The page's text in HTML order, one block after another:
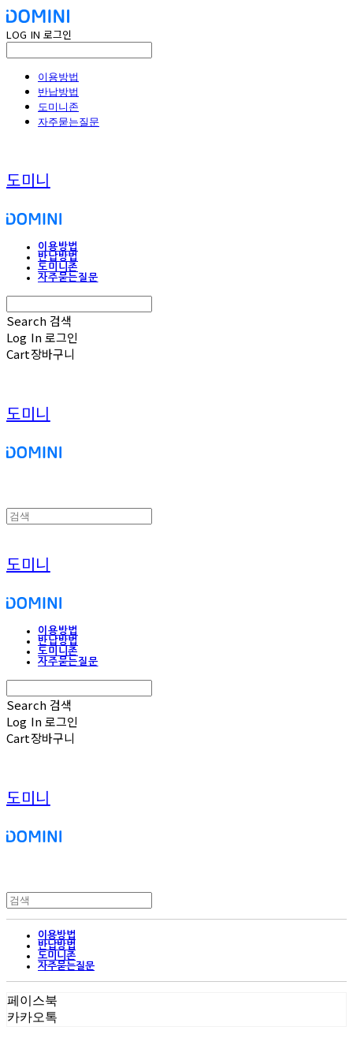
LOG IN 로그인
이용방법
반납방법
도미니존
자주묻는질문
도미니
이용방법
반납방법
도미니존
자주묻는질문
Search 검색
Log In로그인
Cart장바구니
도미니
도미니
이용방법
반납방법
도미니존
자주묻는질문
Search 검색
Log In로그인
Cart장바구니
도미니
이용방법
반납방법
도미니존
자주묻는질문
페이스북
카카오톡